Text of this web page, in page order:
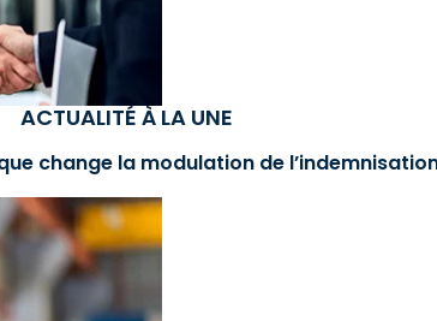
ACTUALITÉ À LA UNE
change la modulation de